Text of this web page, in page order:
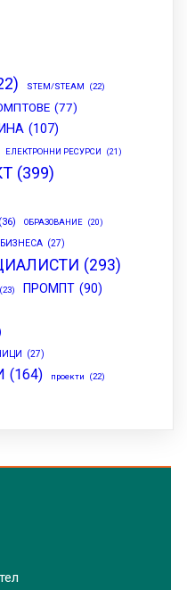
STEM/STEAM (22)
(77)
(107)
ЕЛЕКТРОННИ РЕСУРСИ (21)
(399)
(36) ОБРАЗОВАНИЕ (20)
(27)
(293)
(23) ПРОМПТ (90)
(27)
(164) проекти (22)